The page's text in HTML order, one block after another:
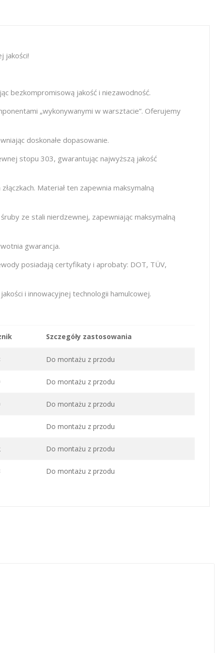
jakości!
bezkompromisową jakość i niezawodność.
„wykonywanymi w warsztacie”. Oferujemy
doskonałe dopasowanie.
stopu 303, gwarantując najwyższą jakość
Materiał ten zapewnia maksymalną
ze stali nierdzewnej, zapewniając maksymalną
gwarancja.
posiadają certyfikaty i aprobaty: DOT, TÜV,
i innowacyjnej technologii hamulcowej.
Szczegóły zastosowania
Do montażu z przodu
Do montażu z przodu
Do montażu z przodu
Do montażu z przodu
Do montażu z przodu
Do montażu z przodu